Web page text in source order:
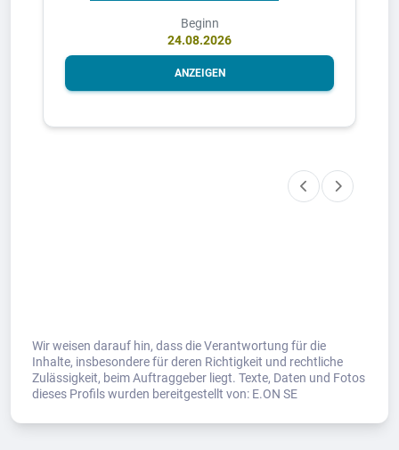
Beginn
24.08.2026
ANZEIGEN
Wir weisen darauf hin, dass die Verantwortung für die
Inhalte, insbesondere für deren Richtigkeit und rechtliche
Zulässigkeit, beim Auftraggeber liegt. Texte, Daten und Fotos
dieses Profils wurden bereitgestellt von: E.ON SE